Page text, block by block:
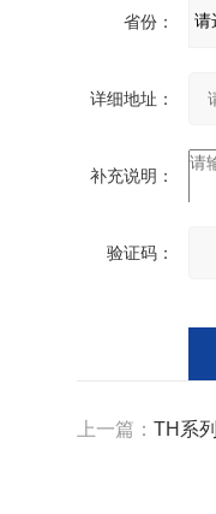
省份：
详细地址：
补充说明：
验证码：
上一篇：TH系